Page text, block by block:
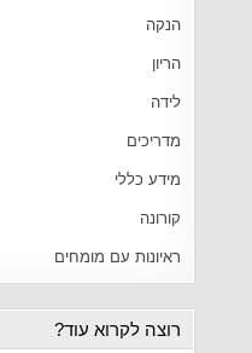
הנקה
הריון
לידה
מדריכים
מידע כללי
קורונה
ראיונות עם מומחים
רוצה לקרוא עוד?